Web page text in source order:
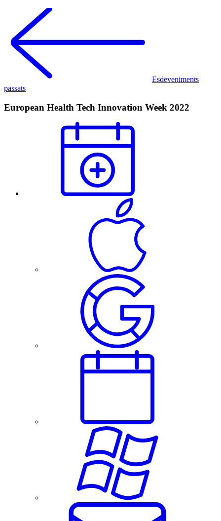
Esdeveniments
passats
European Health Tech Innovation Week 2022